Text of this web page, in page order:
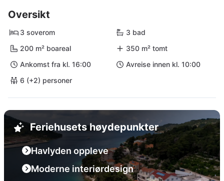
Oversikt
3 soverom
3 bad
200 m² boareal
350 m² tomt
Ankomst fra kl. 16:00
Avreise innen kl. 10:00
6 (+2) personer
Feriehusets høydepunkter
Havlyden oppleve
Moderne interiørdesign